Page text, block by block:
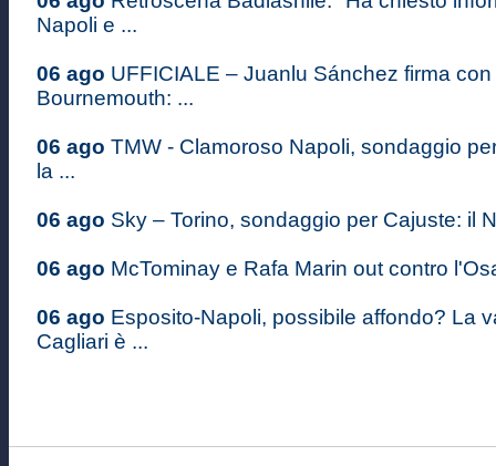
Napoli e ...
06 ago UFFICIALE – Juanlu Sánchez firma con
Bournemouth: ...
06 ago TMW - Clamoroso Napoli, sondaggio
la ...
06 ago Sky – Torino, sondaggio per Cajuste: il
06 ago McTominay e Rafa Marin out contro
06 ago Esposito-Napoli, possibile affondo? La
Cagliari è ...